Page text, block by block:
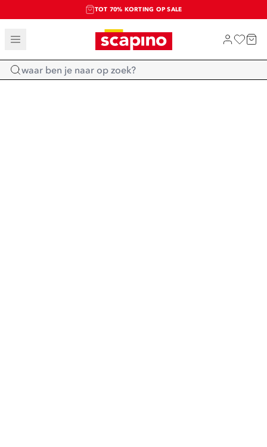
TOT 70% KORTING OP SALE
SALE: LAATSTE KANS!
SHOP NIEUW
Home